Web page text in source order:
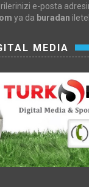
e-posta
ya da buradan
MEDIA